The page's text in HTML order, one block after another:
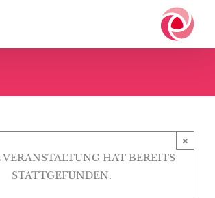
×
VERANSTALTUNG HAT BEREITS
STATTGEFUNDEN.